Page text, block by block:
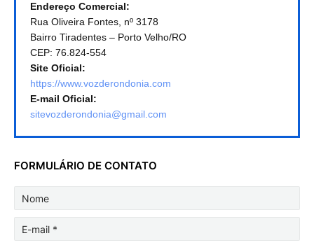
Endereço Comercial:
Rua Oliveira Fontes, nº 3178
Bairro Tiradentes – Porto Velho/RO
CEP: 76.824-554
Site Oficial:
https://www.vozderondonia.com
E-mail Oficial:
sitevozderondonia@gmail.com
FORMULÁRIO DE CONTATO